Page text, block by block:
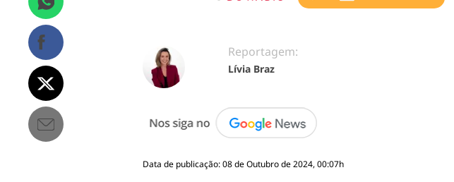
Reportagem:
Lívia Braz
Data de publicação: 08 de Outubro de 2024, 00:07h